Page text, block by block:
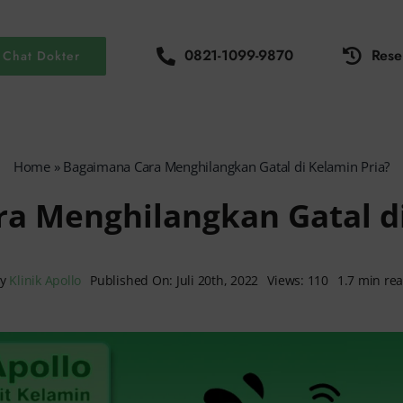
Chat Dokter 0821-1099-9870
Home» Bagaimana Cara Menghilangkan Gatal di Kelamin Pria?
Menghilangkan Gatal
Klinik Apollo Published On: Juli 20th, 2022 Views: 110 1.7 min